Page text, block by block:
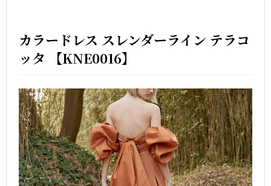
カラードレス スレンダーライン テラコ
ッタ 【KNE0016】